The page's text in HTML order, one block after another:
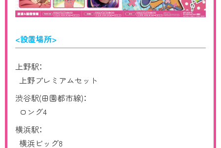
<設置場所>
上野駅：
上野プレミアムセット
渋谷駅(田園都市線)：
ロング4
横浜駅：
横浜ビッグ8